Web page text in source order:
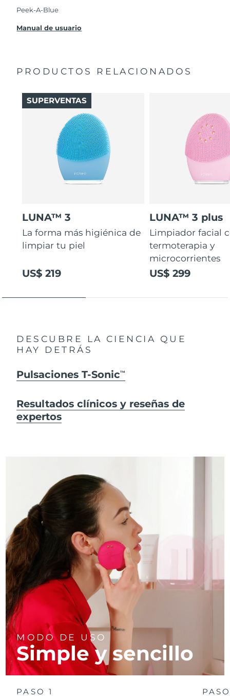
Peek-A-Blue
Manual de usuario
PRODUCTOS RELACIONADOS
LUNA™ 3
La forma más higiénica de
limpiar tu piel
US$ 219
SUPERVENTAS
LUNA™ 3 plus
Limpiador facial
termoterapia y
microcorrientes
US$ 299
DESCUBRE LA CIENCIA QUE
HAY DETRÁS
Pulsaciones T-SonicTM
Resultados clínicos y reseñas de
expertos
MODO DE USO
Simple y sencillo
PASO 1